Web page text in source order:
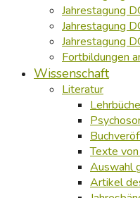
Jahrestagung
Jahrestagung
Jahrestagung
Fortbildungen
Wissenschaft
Literatur
Texte
Auswahl
Artikel